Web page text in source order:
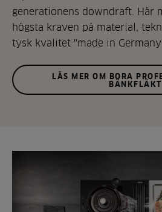
generationens downdraft. Här
högsta kraven på material,
tysk kvalitet "made in
LÄS MER OM BORA
BÄNKFLÄKT